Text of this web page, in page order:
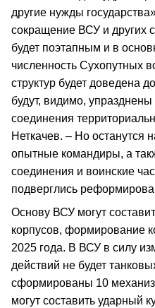
другие нужды
сокращение ВСУ и других
будет поэтапным и в
численность Сухопутных
структур будет доведена
будут, видимо,
соединения
Неткачев. – Но останутся
опытные командиры, а
соединения и воинские
подверглись
Основу ВСУ могут
корпусов, формирование
2025 года. В ВСУ в силу
действий не будет
сформированы 10
могут составить ударный